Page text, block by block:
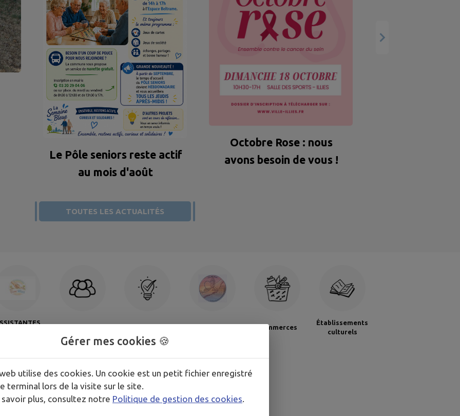
Le Pôle seniors reste actif
au mois d'août
Octobre Rose : nous
avons besoin de vous !
TOUTES LES ACTUALITÉS
Commerces
Établissements
culturels
Gérer mes cookies 🍪
utilise des cookies. Un cookie est un petit fichier enregistré
terminal lors de la visite sur le site.
savoir plus, consultez notre Politique de gestion des cookies